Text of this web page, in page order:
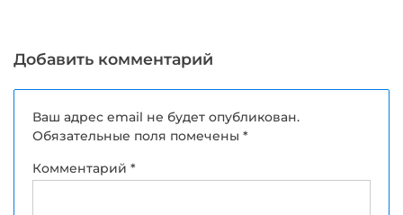
Добавить комментарий
Ваш адрес email не будет опубликован.
Обязательные поля помечены *
Комментарий *